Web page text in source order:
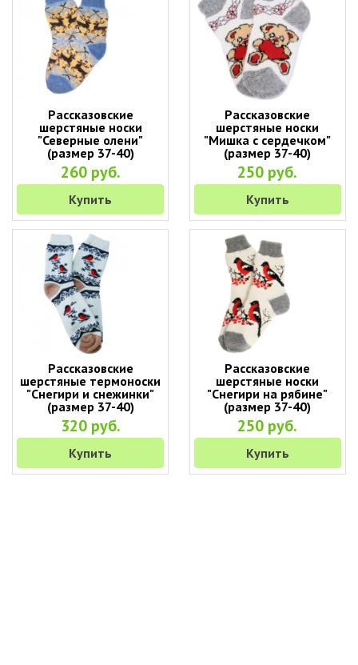
Рассказовские
шерстяные носки
"Северные олени"
(размер 37-40)
260 руб.
Купить
Рассказовские
шерстяные носки
"Мишка с сердечком"
(размер 37-40)
250 руб.
Купить
Рассказовские
шерстяные термоноски
"Снегири и снежинки"
(размер 37-40)
320 руб.
Купить
Рассказовские
шерстяные носки
"Снегири на рябине"
(размер 37-40)
250 руб.
Купить